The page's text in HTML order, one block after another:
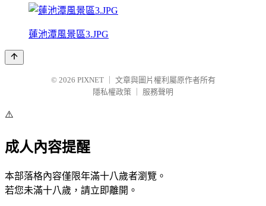
蓮池潭風景區3.JPG
© 2026 PIXNET
文章與圖片權利屬原作者所有
隱私權政策
服務聲明
⚠️
成人內容提醒
本部落格內容僅限年滿十八歲者瀏覽。
若您未滿十八歲，請立即離開。